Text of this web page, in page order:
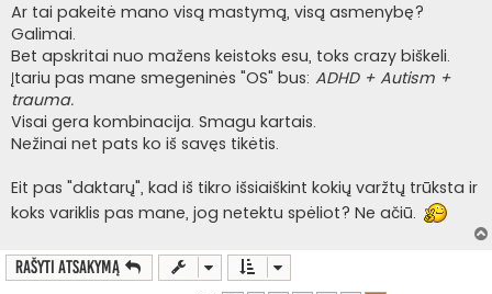
Ar tai pakeitė mano visą mastymą, visą asmenybę?
Galimai.
Bet apskritai nuo mažens keistoks esu, toks crazy biškeli.
Įtariu pas mane smegeninės "OS" bus: ADHD + Autism +
trauma.
Visai gera kombinacija. Smagu kartais.
Nežinai net pats ko iš savęs tikėtis.
Eit pas "daktarų", kad iš tikro išsiaiškint kokių varžtų trūksta ir
koks variklis pas mane, jog netektu spėliot? Ne ačiū.
Rašyti atsakymą